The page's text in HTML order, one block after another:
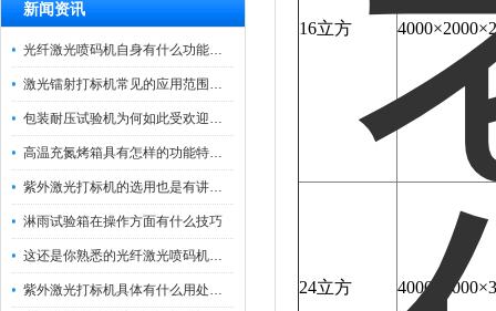
新闻资讯
光纤激光喷码机自身有什么功能？不妨看看下文
激光镭射打标机常见的应用范围如下
包装耐压试验机为何如此受欢迎呢？
高温充氮烤箱具有怎样的功能特点呢？
紫外激光打标机的选用也是有讲究的
淋雨试验箱在操作方面有什么技巧
这还是你熟悉的光纤激光喷码机吗？
紫外激光打标机具体有什么用处呢？
16立方
24立方